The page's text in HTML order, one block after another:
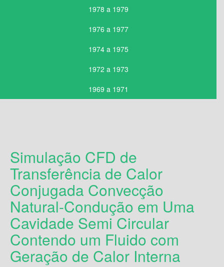
1978 a 1979
1976 a 1977
1974 a 1975
1972 a 1973
1969 a 1971
Simulação CFD de
Transferência de Calor
Conjugada Convecção
Natural-Condução em Uma
Cavidade Semi Circular
Contendo um Fluido com
Geração de Calor Interna